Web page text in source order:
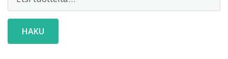
HAKU